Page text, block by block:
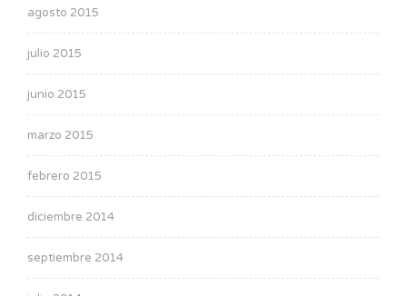
agosto 2015
julio 2015
junio 2015
marzo 2015
febrero 2015
diciembre 2014
septiembre 2014